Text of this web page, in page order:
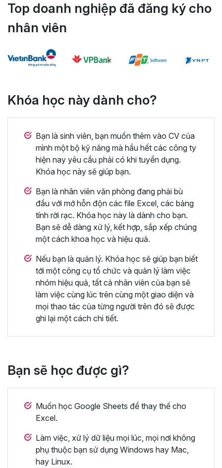
Top doanh nghiệp đã đăng ký cho
nhân viên
Khóa học này dành cho?
Bạn là sinh viên, bạn muốn thêm vào CV của
mình một bộ kỹ năng mà hầu hết các công ty
hiện nay yêu cầu phải có khi tuyển dụng.
Khóa học này sẽ giúp bạn.
Bạn là nhân viên văn phòng đang phải bù
đầu với mớ hỗn độn các file Excel, các bảng
tính rời rạc. Khóa học này là dành cho bạn.
Bạn sẽ dễ dàng xử lý, kết hợp, sắp xếp chúng
một cách khoa học và hiệu quả.
Nếu bạn là quản lý. Khóa học sẽ giúp bạn biết
tới một công cụ tổ chức và quản lý làm việc
nhóm hiệu quả, tất cả nhân viên của bạn sẽ
làm việc cùng lúc trên cùng một giao diện và
mọi thao tác của từng người trên đó sẽ được
ghi lại một cách chi tiết.
Bạn sẽ học được gì?
Muốn học Google Sheets để thay thế cho
Excel.
Làm việc, xử lý dữ liệu mọi lúc, mọi nơi không
phụ thuộc bạn sử dụng Windows hay Mac,
hay Linux.